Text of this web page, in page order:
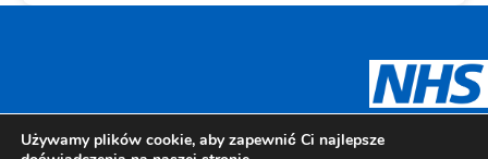
Używamy plików cookie, aby zapewnić Ci najlepsze
Arabic
Gujarati
Panjabi